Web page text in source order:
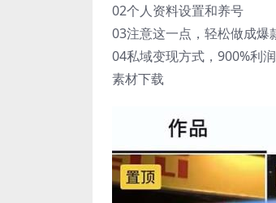
02个人资料设置和养号
03注意这一点，轻松做成爆
04私域变现方式，900%利
素材下载